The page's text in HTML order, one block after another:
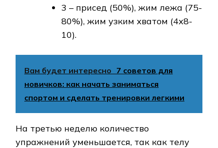
3 – присед (50%), жим лежа (75-
80%), жим узким хватом (4х8-
10).
Вам будет интересно 7 советов для
новичков: как начать заниматься
спортом и сделать тренировки легкими
На третью неделю количество
упражнений уменьшается, так как телу